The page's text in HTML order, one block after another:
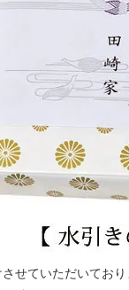
せていただいており